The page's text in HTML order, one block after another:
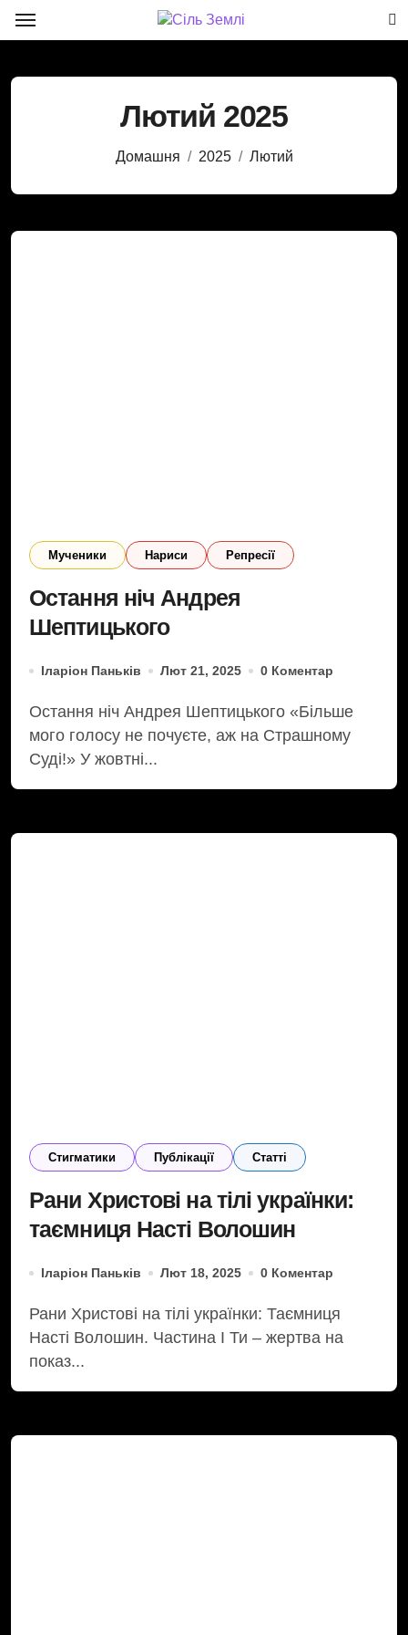
Лютий 2025
Домашня 2025 Лютий
Мученики Нариси Репресії
Остання ніч Андрея
Шептицького
Іларіон Паньків Лют 21, 2025 0 Коментар
Остання ніч Андрея Шептицького «Більше
мого голосу не почуєте, аж на Страшному
Суді!» У жовтні...
Cтигматики Публікації Статті
Рани Христові на тілі українки:
таємниця Насті Волошин
Іларіон Паньків Лют 18, 2025 0 Коментар
Рани Христові на тілі українки: Таємниця
Насті Волошин. Частина І Ти – жертва на
показ...